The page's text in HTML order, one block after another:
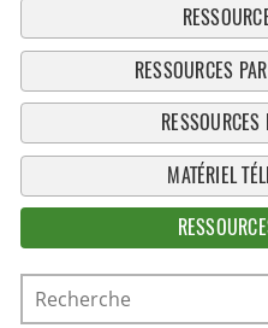
RESSOURCES
MATÉRIEL
Recherche